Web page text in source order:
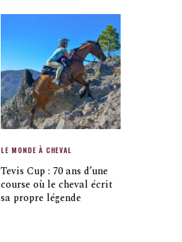
LE MONDE À CHEVAL
Tevis Cup : 70 ans d’une
course où le cheval écrit
sa propre légende